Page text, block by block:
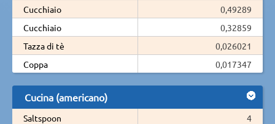
Cucchiaio
0,49289
Cucchiaio
0,32859
Tazza di tè
0,026021
Coppa
0,017347
Cucina (americano)
Saltspoon
4